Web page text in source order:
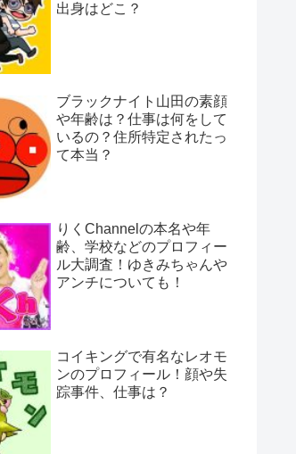
出身はどこ？
ブラックナイト山田の素顔
や年齢は？仕事は何をして
いるの？住所特定されたっ
て本当？
りくChannelの本名や年
齢、学校などのプロフィー
ル大調査！ゆきみちゃんや
アンチについても！
コイキングで有名なレオモ
ンのプロフィール！顔や失
踪事件、仕事は？